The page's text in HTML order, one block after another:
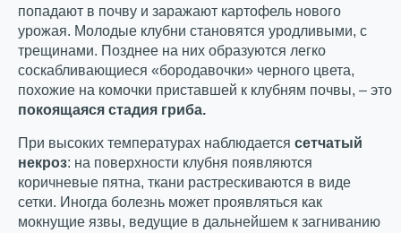
попадают в почву и заражают картофель нового
урожая. Молодые клубни становятся уродливыми, с
трещинами. Позднее на них образуются легко
соскабливающиеся «бородавочки» черного цвета,
похожие на комочки приставшей к клубням почвы, – это
покоящаяся стадия гриба.
При высоких температурах наблюдается сетчатый
некроз: на поверхности клубня появляются
коричневые пятна, ткани растрескиваются в виде
сетки. Иногда болезнь может проявляться как
мокнущие язвы, ведущие в дальнейшем к загниванию